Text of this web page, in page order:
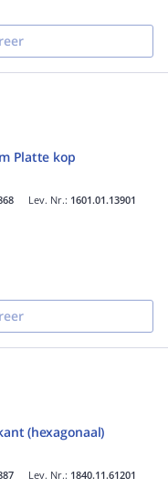
Platte kop
Lev. Nr.: 1601.01.13901
(hexagonaal)
Lev. Nr.: 1840.11.61201